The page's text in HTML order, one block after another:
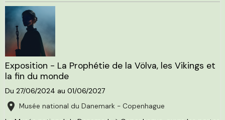
Exposition - La Prophétie de la Völva, les Vikings et
la fin du monde
Du 27/06/2024 au 01/06/2027
Musée national du Danemark - Copenhague